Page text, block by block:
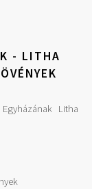
- LITHA
Litha